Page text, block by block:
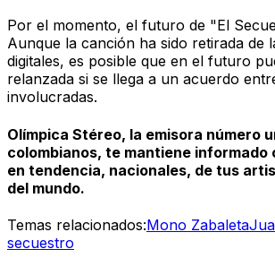
Por el momento, el futuro de "El
Aunque la canción ha sido retirada de
digitales, es posible que en el futuro
relanzada si se llega a un acuerdo
involucradas.
Olímpica Stéreo, la emisora número
colombianos, te mantiene informado
en tendencia, nacionales, de tus
del mundo.
Temas relacionados:Mono Zabaleta
secuestro